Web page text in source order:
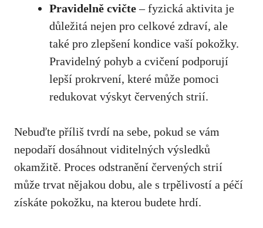
Pravidelně cvičte– fyzická aktivita ​je
důležitá ‍nejen​ pro‌ celkové⁤ zdraví, ale ​
také⁤ pro ⁤zlepšení kondice vaší pokožky.
Pravidelný pohyb a cvičení podporují
lepší prokrvení, ​které⁣ může pomoci
redukovat výskyt červených‍ strií.
Nebuďte⁢ příliš tvrdí na ⁤sebe,⁢ pokud se vám
nepodaří‌ dosáhnout viditelných výsledků⁣
okamžitě. ⁢Proces odstranění červených ​strií
může ‌trvat nějakou dobu, ale s trpělivostí a péčí
získáte pokožku, ‍na kterou ‌budete hrdí.